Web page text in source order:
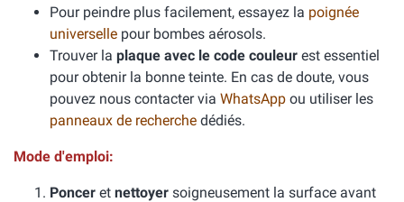
Pour peindre plus facilement, essayez la poignée
universelle pour bombes aérosols.
Trouver la plaque avec le code couleur est essentiel
pour obtenir la bonne teinte. En cas de doute, vous
pouvez nous contacter via WhatsApp ou utiliser les
panneaux de recherche dédiés.
Mode d'emploi:
Poncer et nettoyer soigneusement la surface avant